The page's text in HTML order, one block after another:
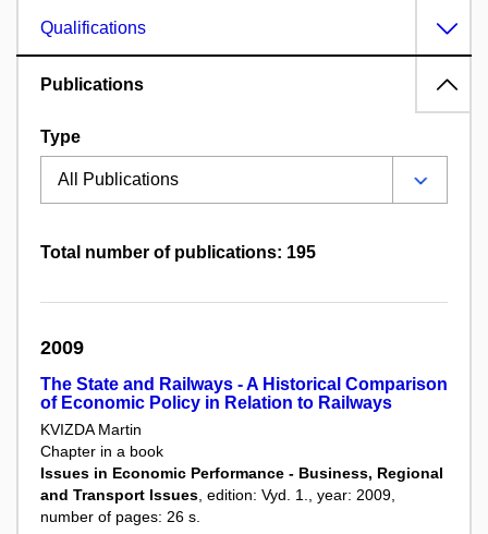
Qualifications
Publications
Type
Total number of publications: 195
2009
The State and Railways - A Historical Comparison
of Economic Policy in Relation to Railways
KVIZDA Martin
Chapter in a book
Issues in Economic Performance - Business, Regional
and Transport Issues, edition: Vyd. 1., year: 2009,
number of pages: 26 s.